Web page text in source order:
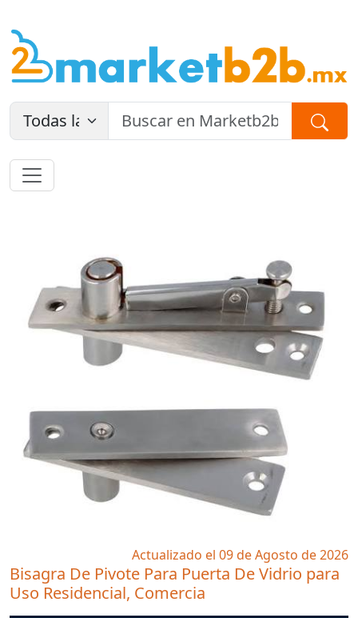
Actualizado el 09 de Agosto de 2026
Bisagra De Pivote Para Puerta De Vidrio para
Uso Residencial, Comercia